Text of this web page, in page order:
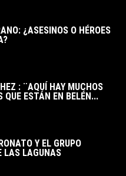
¿ASESINOS O HÉROES
: ¨AQUÍ HAY MUCHOS
QUE ESTÁN EN BELÉN...
Y EL GRUPO
LAS LAGUNAS